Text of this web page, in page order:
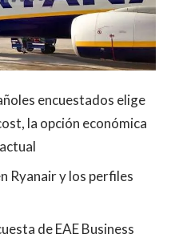
encuestados elige
la opción económica
Ryanair y los perfiles
de EAE Business